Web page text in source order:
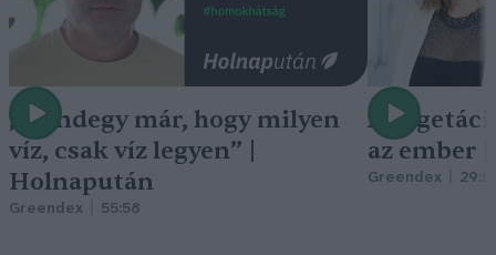
„Mindegy már, hogy milyen
víz, csak víz legyen” |
Holnapután
Greendex 55:58
A
az ember
Greendex